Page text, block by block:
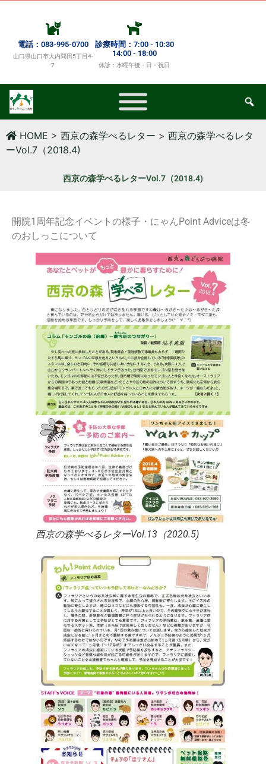
電話：083-995-0700
山口県山口市大内問田5丁目4-
7
診療時間：7:00 - 10:30
14:00 - 18:00
休診：水曜午後・日・祝日
HOME > 西京の森学べるレター > 西京の森学べるレタ
ーVol.7（2018.4)
西京の森学べるレターVol.7（2018.4)
開院1周年記念イベントの様子・にゃんPoint Adviceは冬
のおしっこについて
西京の森学べるレターVol.13（2020.5)